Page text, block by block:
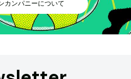
カンパニーについて